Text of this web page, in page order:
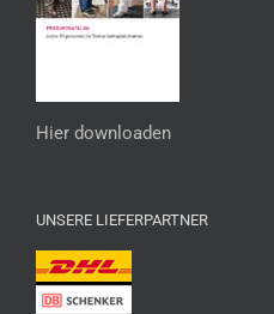
Hier downloaden
UNSERE LIEFERPARTNER